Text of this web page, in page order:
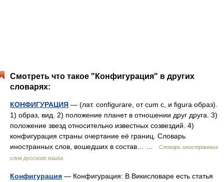
Смотреть что такое "Конфигурация" в других
словарях:
КОНФИГУРАЦИЯ — (лат. configurare, от cum с, и figura образ).
1) образ, вид. 2) положение планет в отношении друг друга. 3)
положение звезд относительно известных созвездий. 4)
конфигурация страны очертание её границ. Словарь
иностранных слов, вошедших в состав… …
Словарь иностранных
слов русского языка
Конфигурация — Конфигурация: В Викисловаре есть статья